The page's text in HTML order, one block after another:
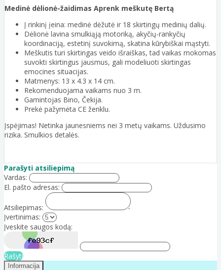
Medinė dėlionė-žaidimas Aprenk meškutę Bertą
Į rinkinį įeina: medinė dėžutė ir 18 skirtingų medinių dalių.
Dėlionė lavina smulkiąją motoriką, akyčių-rankyčių
koordinaciją, estetinį suvokimą, skatina kūrybiškai mąstyti.
Meškutis turi skirtingas veido išraiškas, tad vaikas mokomas
suvokti skirtingus jausmus, gali modeliuoti skirtingas
emocines situacijas.
Matmenys: 13 x 4.3 x 14 cm.
Rekomenduojama vaikams nuo 3 m.
Gamintojas Bino, Čekija.
Prekė pažymėta CE ženklu.
Įspėjimas! Netinka jaunesniems nei 3 metų vaikams. Uždusimo
rizika. Smulkios detalės.
Parašyti atsiliepimą
Vardas:
El. pašto adresas:
Atsiliepimas:
Įvertinimas:
Įveskite saugos kodą:
Rašyti
Informacija